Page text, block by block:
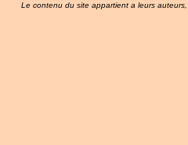
Le contenu du site appartient a leurs